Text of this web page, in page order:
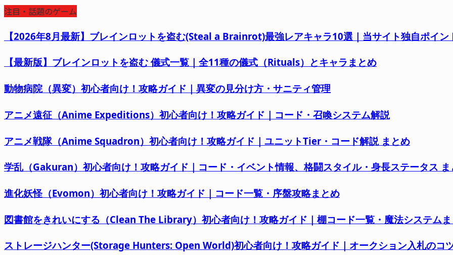
注目・話題のゲーム
【2026年8月最新】ブレインロットを盗む(Steal a Brainrot)最強レアキャラ10選｜当サイト独自ポイン
【最新版】ブレインロットを盗む 儀式一覧｜全11種の儀式（Rituals）とキャラまとめ
動物病院（異変）初心者向け！攻略ガイド｜異変の見分け方・サニティ管理
アニメ遠征（Anime Expeditions）初心者向け！攻略ガイド｜コード・召喚システム解説
アニメ戦隊（Anime Squadron）初心者向け！攻略ガイド｜ユニットTier・コード解説 まとめ
学乱（Gakuran）初心者向け！攻略ガイド｜コード・イベント情報、格闘スタイル・身長ステータス ま
進化妖怪（Evomon）初心者向け！攻略ガイド｜コード一覧・序盤攻略まとめ
図書館をきれいにする（Clean The Library）初心者向け！攻略ガイド｜棚コード一覧・魔法システム
ストレージハンター(Storage Hunters: Open World)初心者向け！攻略ガイド｜オークション入札のコ